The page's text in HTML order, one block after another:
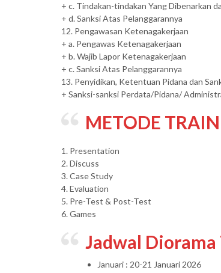
+ c. Tindakan-tindakan Yang Dibenarkan
+ d. Sanksi Atas Pelanggarannya
12. Pengawasan Ketenagakerjaan
+ a. Pengawas Ketenagakerjaan
+ b. Wajib Lapor Ketenagakerjaan
+ c. Sanksi Atas Pelanggarannya
13. Penyidikan, Ketentuan Pidana dan
+ Sanksi-sanksi Perdata/Pidana/
METODE
1. Presentation
2. Discuss
3. Case Study
4. Evaluation
5. Pre-Test & Post-Test
6. Games
Jadwal
Januari : 20-21 Januari 2026